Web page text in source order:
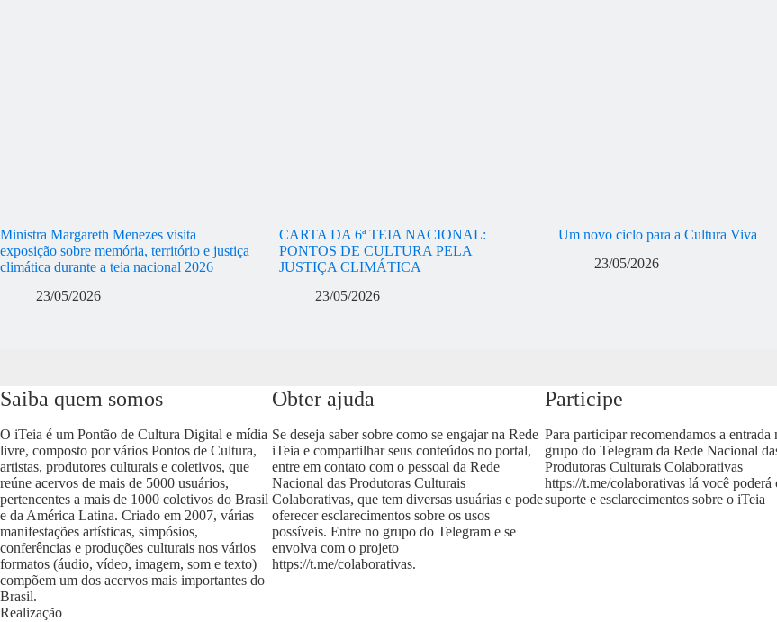
Ministra Margareth Menezes visita
exposição sobre memória, território e justiça
climática durante a teia nacional 2026
23/05/2026
CARTA DA 6ª TEIA NACIONAL:
PONTOS DE CULTURA PELA
JUSTIÇA CLIMÁTICA
23/05/2026
Um novo ciclo para a Cultura Viva
23/05/2026
Saiba quem somos
O iTeia é um Pontão de Cultura Digital e mídia
livre, composto por vários Pontos de Cultura,
artistas, produtores culturais e coletivos, que
reúne acervos de mais de 5000 usuários,
pertencentes a mais de 1000 coletivos do Brasil
e da América Latina. Criado em 2007, várias
manifestações artísticas, simpósios,
conferências e produções culturais nos vários
formatos (áudio, vídeo, imagem, som e texto)
compõem um dos acervos mais importantes do
Brasil.
Obter ajuda
Se deseja saber sobre como se engajar na Rede
iTeia e compartilhar seus conteúdos no portal,
entre em contato com o pessoal da Rede
Nacional das Produtoras Culturais
Colaborativas, que tem diversas usuárias e pode
oferecer esclarecimentos sobre os usos
possíveis. Entre no grupo do Telegram e se
envolva com o projeto
https://t.me/colaborativas.
Participe
Para participar recomendamos a entrada
grupo do Telegram da Rede Nacional
Produtoras Culturais Colaborativas
https://t.me/colaborativaslá você poderá
suporte e esclarecimentos sobre o iTeia
Realização